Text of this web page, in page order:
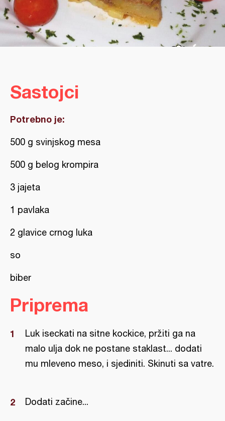
Sastojci
Potrebno je:
500 g svinjskog mesa
500 g belog krompira
3 jajeta
1 pavlaka
2 glavice crnog luka
so
biber
Priprema
Luk iseckati na sitne kockice, pržiti ga na
malo ulja dok ne postane staklast... dodati
mu mleveno meso, i sjediniti. Skinuti sa vatre.
Dodati začine...